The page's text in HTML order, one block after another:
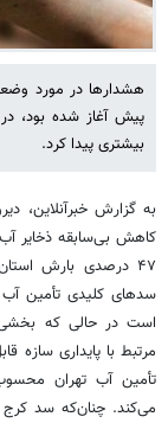
هشدارها در مورد
پیش آغاز شده بود،
بیشتری پیدا کرد.
به گزارش خبرآنلاین،
کاهش بی‌سابقه ذخایر آب
۴۷ درصدی بارش
سدهای کلیدی تأمین
است در حالی که
مرتبط با پایداری سازه
تأمین آب تهران